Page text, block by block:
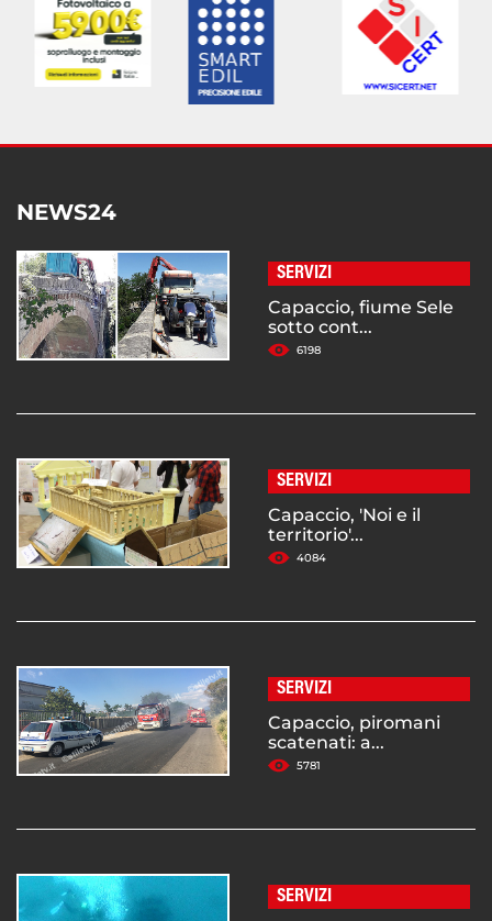
NEWS24
SERVIZI
Capaccio, fiume Sele
sotto cont...
6198
SERVIZI
Capaccio, 'Noi e il
territorio'...
4084
SERVIZI
Capaccio, piromani
scatenati: a...
5781
SERVIZI